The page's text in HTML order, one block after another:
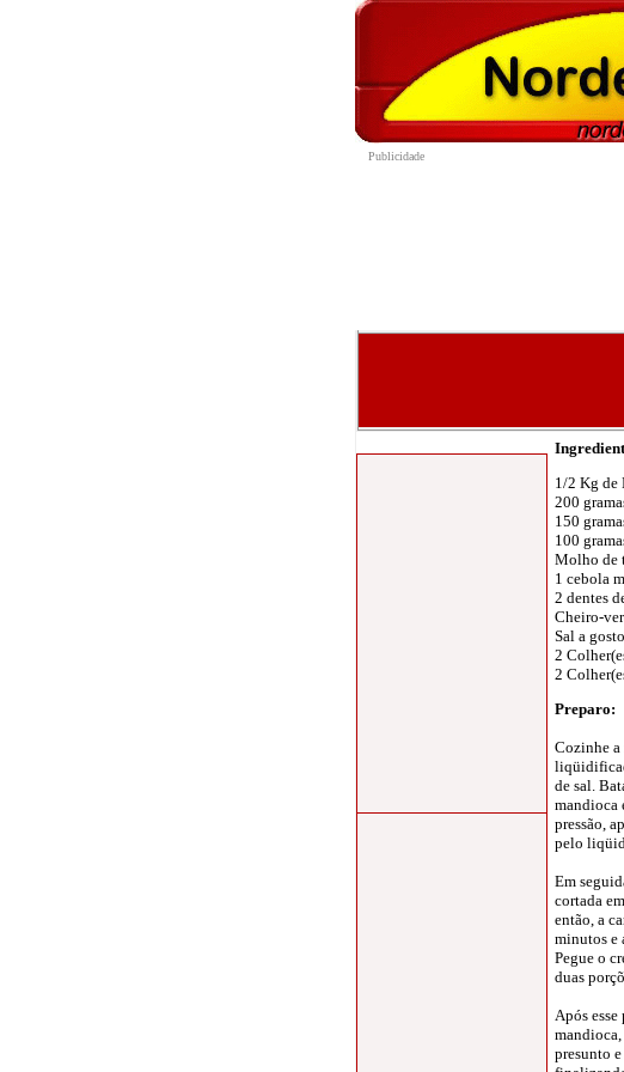
1/2 Kg de
200
150
100
Molho de
1 cebola
2 dentes
Cheiro-
Sal a gosto
2
2
Preparo:
Cozinhe a
de sal.
mandioca
pressão,
pelo
Em
cortada
então, a
minutos e
Pegue o
duas
Após
presunto